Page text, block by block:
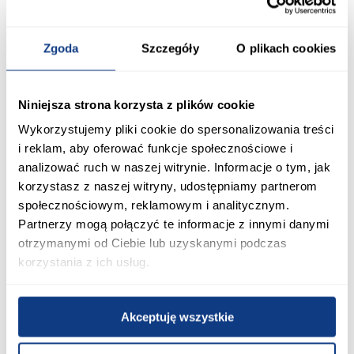
Zgoda Szczegóły O plikach cookies
Niniejsza strona korzysta z plików cookie
Wykorzystujemy pliki cookie do spersonalizowania treści
i reklam, aby oferować funkcje społecznościowe i
analizować ruch w naszej witrynie. Informacje o tym, jak
korzystasz z naszej witryny, udostępniamy partnerom
społecznościowym, reklamowym i analitycznym.
Partnerzy mogą połączyć te informacje z innymi danymi
otrzymanymi od Ciebie lub uzyskanymi podczas
korzystania z ich usług.
Akceptuję wszystkie
Panele winylowe SPC Dąb
Najniższa cena: 74,95 zł
Dodaj do koszyka
Panele podłogowe
Najniższa cena:
Dodaj do koszyka
PORÓWNAJ
promocja
PORÓWNAJ
promocja